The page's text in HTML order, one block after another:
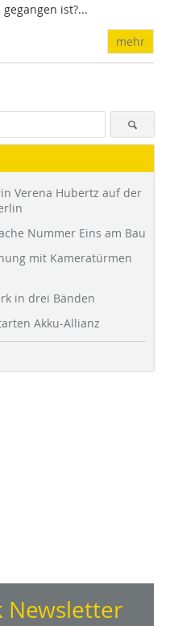
ist?...
mehr
Verena Hubertz auf der
Nummer Eins am Bau
mit Kameratürmen
in drei Bänden
Akku-Allianz
Newsletter